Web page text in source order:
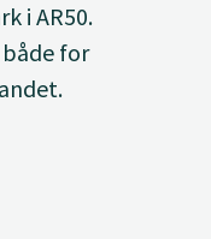
i AR50.
for